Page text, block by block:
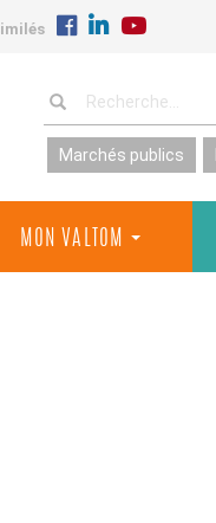
Marchés publics
MON VALTOM